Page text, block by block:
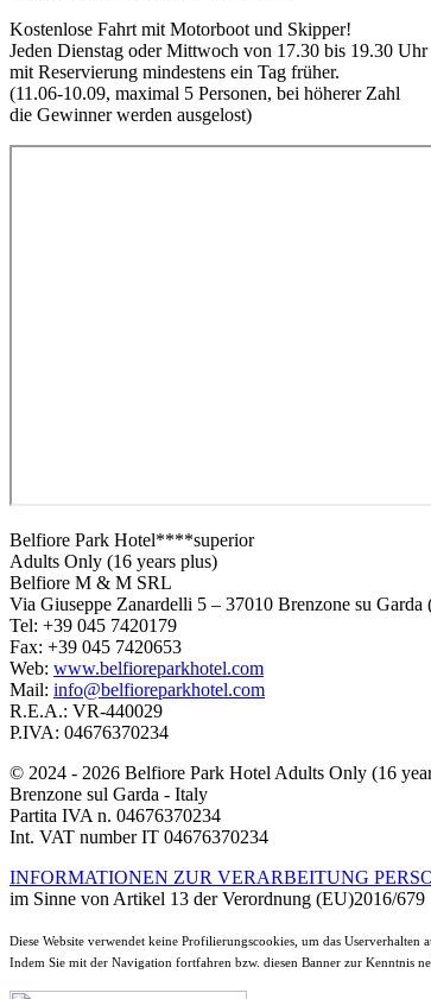
Kostenlose Fahrt mit Motorboot und Skipper!
Jeden Dienstag oder Mittwoch von 17.30 bis 19.30 Uhr
mit Reservierung mindestens ein Tag früher.
(11.06-10.09, maximal 5 Personen, bei höherer Zahl
die Gewinner werden ausgelost)
Belfiore Park Hotel****superior
Adults Only (16 years plus)
Belfiore M & M SRL
Via Giuseppe Zanardelli 5 – 37010 Brenzone su
Tel: +39 045 7420179
Fax: +39 045 7420653
Web: www.belfioreparkhotel.com
Mail: info@belfioreparkhotel.com
R.E.A.: VR-440029
P.IVA: 04676370234
© 2024 - 2026 Belfiore Park Hotel Adults Only (16
Brenzone sul Garda - Italy
Partita IVA n. 04676370234
Int. VAT number IT 04676370234
INFORMATIONEN ZUR VERARBEITUNG
im Sinne von Artikel 13 der Verordnung (EU)2016/679
Diese Website verwendet keine Profilierungscookies, um das
Indem Sie mit der Navigation fortfahren bzw. diesen Banner zur Kenntnis